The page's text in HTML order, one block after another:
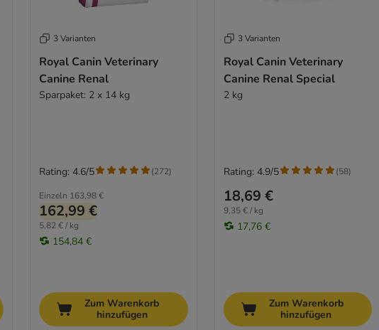
3 Varianten
Royal Canin Veterinary
Canine Renal
Sparpaket: 2 x 14 kg
Einzeln 163,98 €
162,99 €
5,82 € / kg
154,84 €
Rating: 4.6/5 (272)
Zum Warenkorb
hinzufügen
3 Varianten
Royal Canin Veterinary
Canine Renal Special
2 kg
18,69 €
9,35 € / kg
17,76 €
Rating: 4.9/5 (58)
Zum Warenkorb
hinzufügen